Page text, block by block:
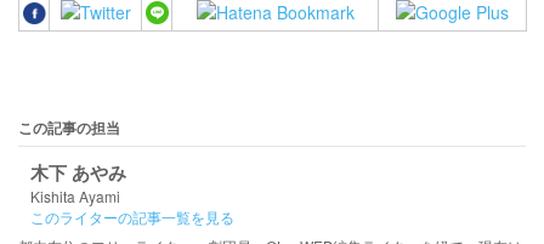
この記事の担当
木下 あやみ
Kishita Ayami
このライターの記事一覧を見る